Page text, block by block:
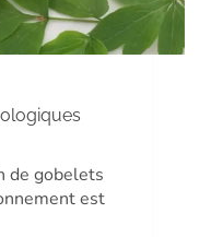
de gobelets
est